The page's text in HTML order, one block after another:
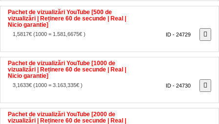
Pachet de vizualizări YouTube [500 de
vizualizări | Reținere 60 de secunde | Real |
Nicio garantie]
1,5817€(1000 = 1.581,6675€ )
Pachet de vizualizări YouTube [1000 de
vizualizări | Reținere 60 de secunde | Real |
Nicio garantie]
3,1633€(1000 = 3.163,335€ )
Pachet de vizualizări YouTube [2000 de
vizualizări | Reținere 60 de secunde | Real |
Nicio garantie]